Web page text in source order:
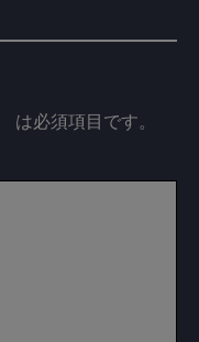
は必須項目です。